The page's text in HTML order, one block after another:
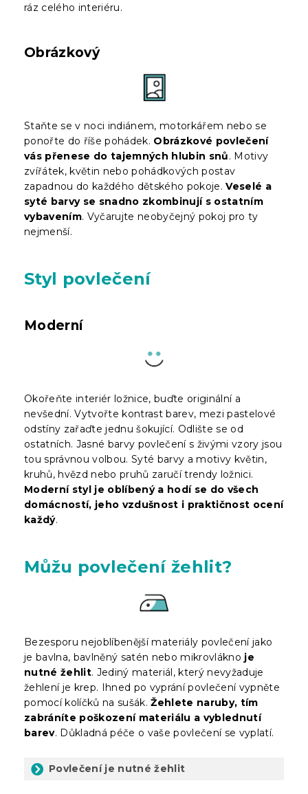
ráz celého interiéru.
Obrázkový
Staňte se v noci indiánem, motorkářem nebo se
ponořte do říše pohádek. Obrázkové povlečení
vás přenese do tajemných hlubin snů. Motivy
zvířátek, květin nebo pohádkových postav
zapadnou do každého dětského pokoje.Veselé a
syté barvy se snadno zkombinují s ostatním
vybavením. Vyčarujte neobyčejný pokoj pro ty
nejmenší.
Styl povlečení
Moderní
Okořeňte interiér ložnice, buďte originální a
nevšední. Vytvořte kontrast barev, mezi pastelové
odstíny zařaďte jednu šokující. Odlište se od
ostatních. Jasné barvy povlečení s živými vzory jsou
tou správnou volbou. Syté barvy a motivy květin,
kruhů, hvězd nebo pruhů zaručí trendy ložnici.
Moderní styl je oblíbený a hodí se do všech
domácností, jeho vzdušnost i praktičnost ocení
každý.
Můžu povlečení žehlit?
Bezesporu nejoblíbenější materiály povlečení jako
je bavlna, bavlněný satén nebo mikrovlákno je
nutné žehlit. Jediný materiál, který nevyžaduje
žehlení je krep. Ihned po vyprání povlečení vypněte
pomocí kolíčků na sušák.Žehlete naruby, tím
zabráníte poškození materiálu a vyblednutí
barev. Důkladná péče o vaše povlečení se vyplatí.
Povlečení je nutné žehlit